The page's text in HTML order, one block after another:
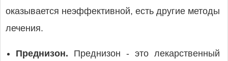
оказывается неэффективной, есть другие методы
лечения.
Преднизон. Преднизон - это лекарственный